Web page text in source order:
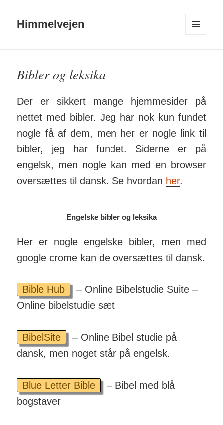
Himmelvejen
Bibler og leksika
Der er sikkert mange hjemme­sider på
nettet med bibler. Jeg har nok kun fundet
nogle få af dem, men her er nogle link til
bibler, jeg har fundet. Siderne er på
engelsk, men nogle kan med en browser
over­sættes til dansk. Se hvordan her.
Engelske bibler og leksika
Her er nogle engelske bibler, men med
google crome kan de over­sættes til dansk.
Bible Hub
– Online Bibelstudie Suite –
Online bibelstudie sæt
BibelSite
– Online Bibel studie på
dansk, men noget står på engelsk.
Blue Letter Bible
– Bibel med blå
bogstaver